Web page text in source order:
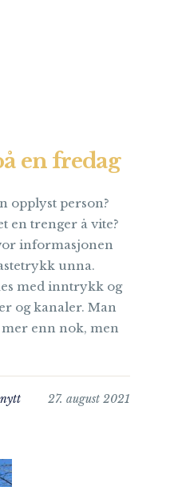
en fredag
opplyst person?
en trenger å vite?
informasjonen
unna.
med inntrykk og
og kanaler. Man
enn nok, men
27. august 2021